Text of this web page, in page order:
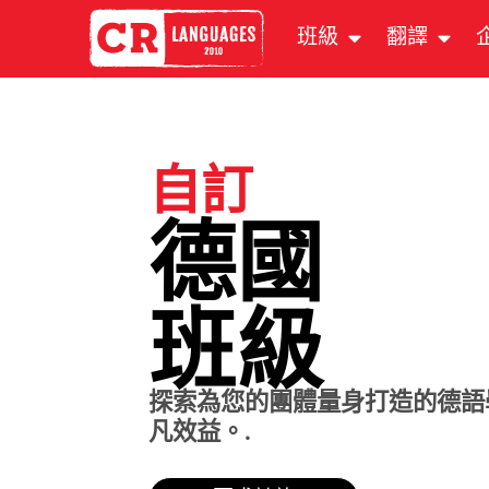
班級 翻譯
自訂
德國
班級
探索為您的團體量身打造的德
凡效益。.